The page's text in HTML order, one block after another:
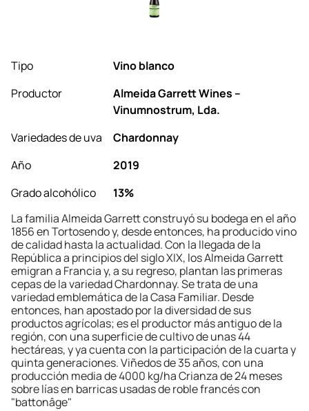
Tipo
Vino blanco
Productor
Almeida Garrett Wines –
Vinumnostrum, Lda.
Variedades de uva
Chardonnay
Año
2019
Grado alcohólico
13%
La familia Almeida Garrett construyó su bodega en el año
1856 en Tortosendo y, desde entonces, ha producido vino
de calidad hasta la actualidad. Con la llegada de la
República a principios del siglo XIX, los Almeida Garrett
emigran a Francia y, a su regreso, plantan las primeras
cepas de la variedad Chardonnay. Se trata de una
variedad emblemática de la Casa Familiar. Desde
entonces, han apostado por la diversidad de sus
productos agrícolas; es el productor más antiguo de la
región, con una superficie de cultivo de unas 44
hectáreas, y ya cuenta con la participación de la cuarta y
quinta generaciones. Viñedos de 35 años, con una
producción media de 4000 kg/ha Crianza de 24 meses
sobre lías en barricas usadas de roble francés con
"battonâge"